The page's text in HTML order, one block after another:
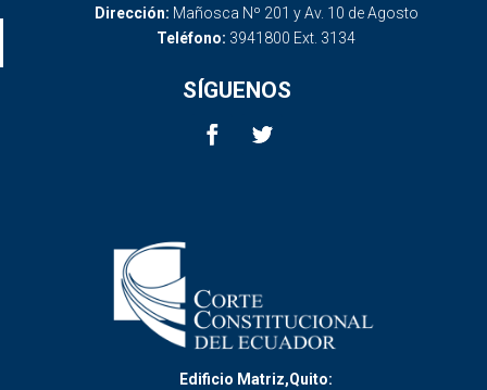
Dirección: Mañosca Nº 201 y Av. 10 de Agosto
Teléfono: 3941800 Ext. 3134
SÍGUENOS
Edificio Matriz,Quito: